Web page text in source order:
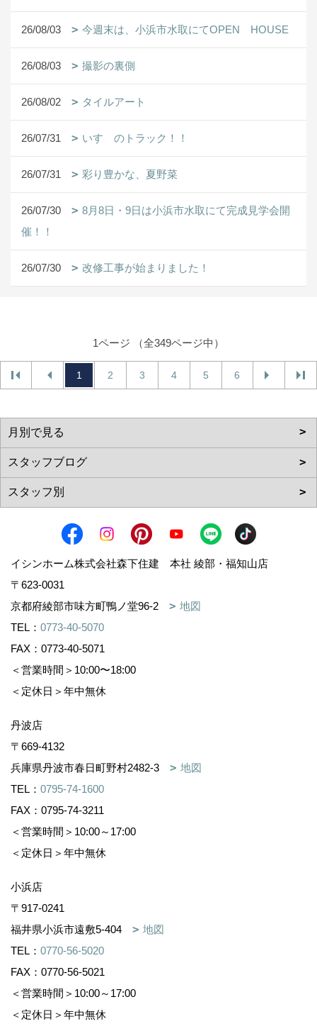
26/08/03 今週末は、小浜市水取にてOPEN HOUSE
26/08/03 撮影の裏側
26/08/02 タイルアート
26/07/31 いすゞのトラック！！
26/07/31 彩り豊かな、夏野菜
26/07/30
8月8日・9日は小浜市水取にて完成見学会開
催！！
26/07/30 改修工事が始まりました！
1ページ （全349ページ中）
1 2 3 4 5 6
イシンホーム株式会社森下住建 本社 綾部・福知山店
〒623-0031
京都府綾部市味方町鴨ノ堂96-2
地図
TEL： 0773-40-5070
FAX：0773-40-5071
＜営業時間＞10:00〜18:00
＜定休日＞年中無休
丹波店
〒669-4132
兵庫県丹波市春日町野村2482-3
地図
TEL： 0795-74-1600
FAX：0795-74-3211
＜営業時間＞10:00～17:00
＜定休日＞年中無休
小浜店
〒917-0241
福井県小浜市遠敷5-404
地図
TEL： 0770-56-5020
FAX：0770-56-5021
＜営業時間＞10:00～17:00
＜定休日＞年中無休